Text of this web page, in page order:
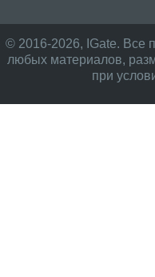
© 2016-2026, IGate. Все
любых материалов,
при